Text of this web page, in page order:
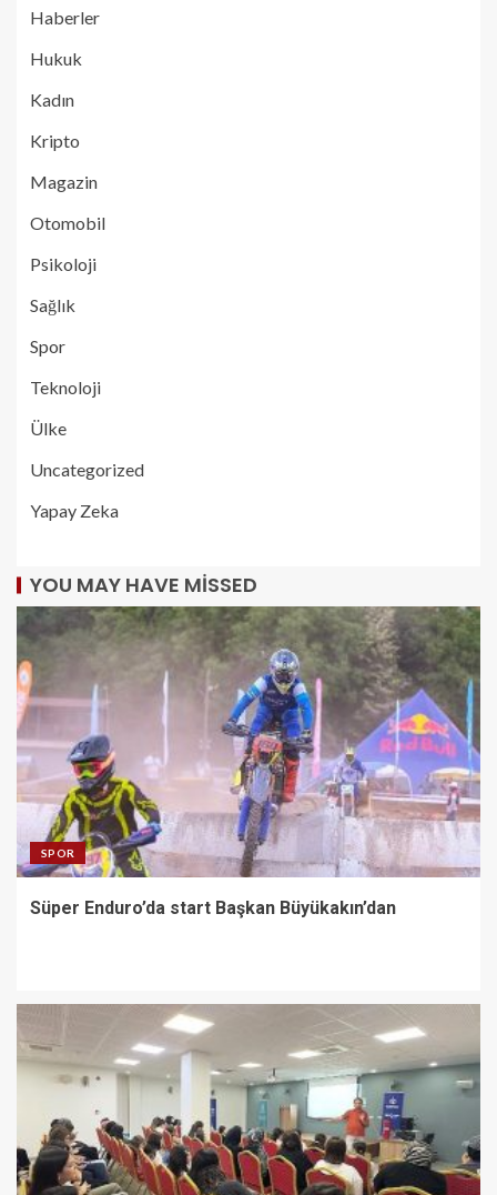
Haberler
Hukuk
Kadın
Kripto
Magazin
Otomobil
Psikoloji
Sağlık
Spor
Teknoloji
Ülke
Uncategorized
Yapay Zeka
YOU MAY HAVE MISSED
SPOR
Süper Enduro’da start Başkan Büyükakın’dan